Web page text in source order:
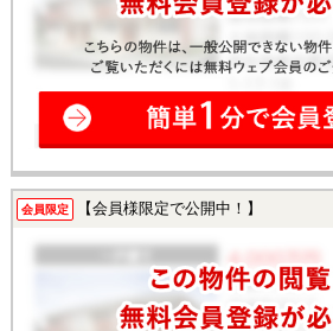
会員限定 【会員様限定で公開中！】